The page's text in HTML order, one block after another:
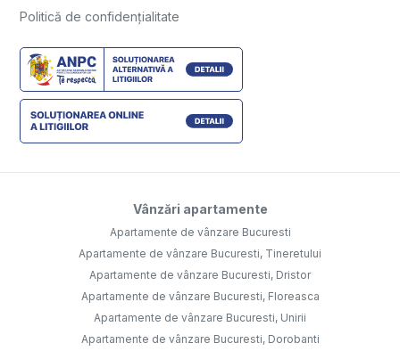
Politică de confidențialitate
Vânzări apartamente
Apartamente de vânzare Bucuresti
Apartamente de vânzare Bucuresti, Tineretului
Apartamente de vânzare Bucuresti, Dristor
Apartamente de vânzare Bucuresti, Floreasca
Apartamente de vânzare Bucuresti, Unirii
Apartamente de vânzare Bucuresti, Dorobanti